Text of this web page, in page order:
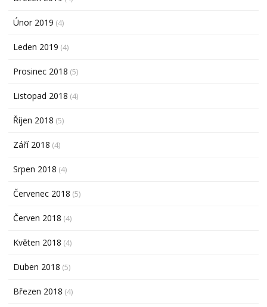
Únor 2019 (4)
Leden 2019 (4)
Prosinec 2018 (5)
Listopad 2018 (4)
Říjen 2018 (5)
Září 2018 (4)
Srpen 2018 (4)
Červenec 2018 (5)
Červen 2018 (4)
Květen 2018 (4)
Duben 2018 (5)
Březen 2018 (4)